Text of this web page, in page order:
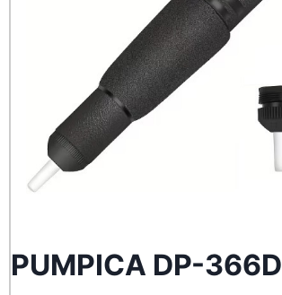
PUMPICA DP-366D